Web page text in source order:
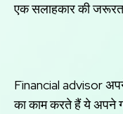
एक सलाहकार की जरूरत
Financial advisor अपने
का काम करते हैं ये अपने